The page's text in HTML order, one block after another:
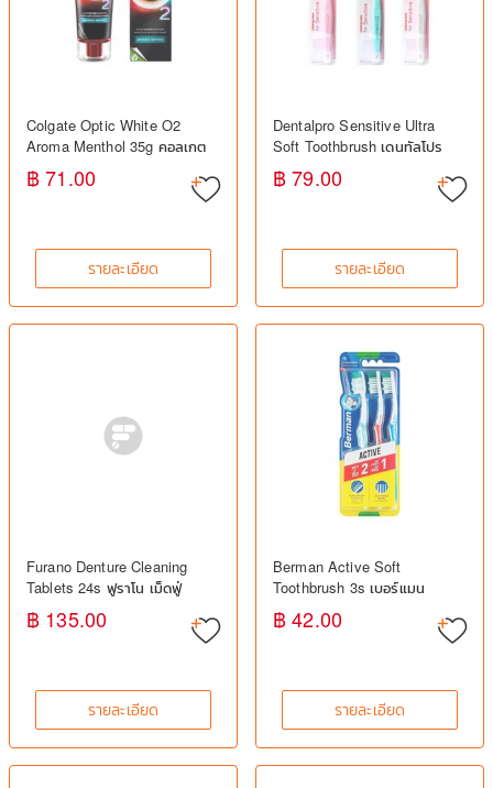
Colgate Optic White O2
Aroma Menthol 35g คอลเกต
ยาสีฟันฟันขาว กลิ่นเมนทอล
฿ 71.00
รายละเอียด
Dentalpro Sensitive Ultra
Soft Toothbrush เดนทัลโปร
แปรงสีฟันขนนุ่มพิเศษ สำหรับ
เหงือกบอบบาง
฿ 79.00
รายละเอียด
Furano Denture Cleaning
Tablets 24s ฟูราโน เม็ดฟู่
ทำความสะอาดฟันปลอม
฿ 135.00
รายละเอียด
Berman Active Soft
Toothbrush 3s เบอร์แมน
แปรงสีฟันขนนุ่ม แพ็ค 3 ชิ้น
฿ 42.00
รายละเอียด